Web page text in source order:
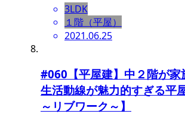
3LDK
１階（平屋）
2021.06.25
#060【平屋建】中２階が家
生活動線が魅力的すぎる平
～リブワーク～】